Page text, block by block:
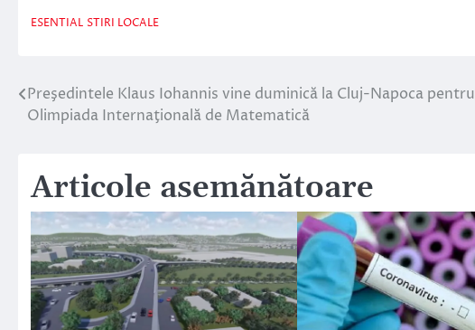
ESENTIAL STIRI LOCALE
Navigare
Preşedintele Klaus Iohannis vine duminică la Cluj-Napoca pentru
Olimpiada Internaţională de Matematică
Articole asemănătoare